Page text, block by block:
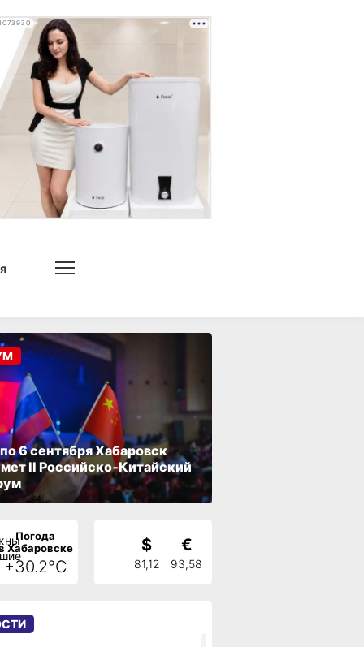
6 сентября Хабаровск
II Российско‑Китайский
Погода
Хабаровске
+30.2°C
$
81,12
€
93,58